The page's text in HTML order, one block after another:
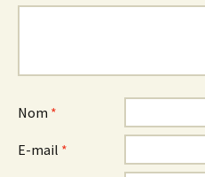
Nom *
E-mail *